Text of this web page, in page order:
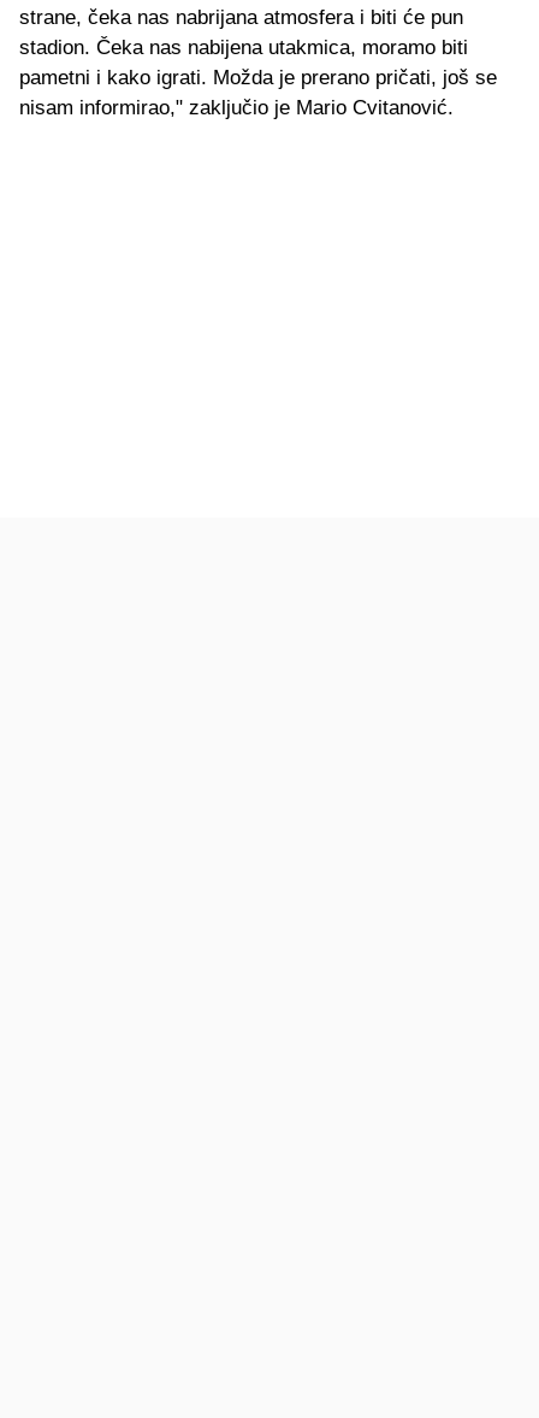
strane, čeka nas nabrijana atmosfera i biti će pun
stadion. Čeka nas nabijena utakmica, moramo biti
pametni i kako igrati. Možda je prerano pričati, još se
nisam informirao," zaključio je Mario Cvitanović.